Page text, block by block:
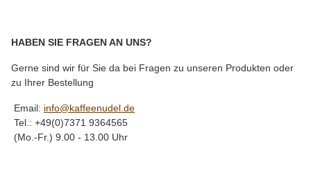
HABEN SIE FRAGEN AN UNS?
Gerne sind wir für Sie da bei Fragen zu unseren Produkten oder
zu Ihrer Bestellung
Email: info@kaffeenudel.de
Tel.: +49(0)7371 9364565
(Mo.-Fr.) 9.00 - 13.00 Uhr